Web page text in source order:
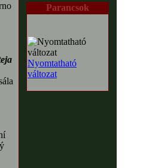
Parancsok
Nyomtatható
változat